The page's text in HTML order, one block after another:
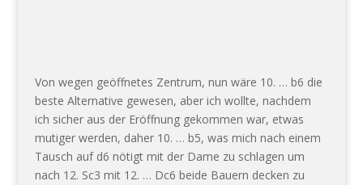
Von wegen geöffnetes Zentrum, nun wäre 10. … b6 die
beste Alternative gewesen, aber ich wollte, nachdem
ich sicher aus der Eröffnung gekommen war, etwas
mutiger werden, daher 10. … b5, was mich nach einem
Tausch auf d6 nötigt mit der Dame zu schlagen um
nach 12. Sc3 mit 12. … Dc6 beide Bauern decken zu